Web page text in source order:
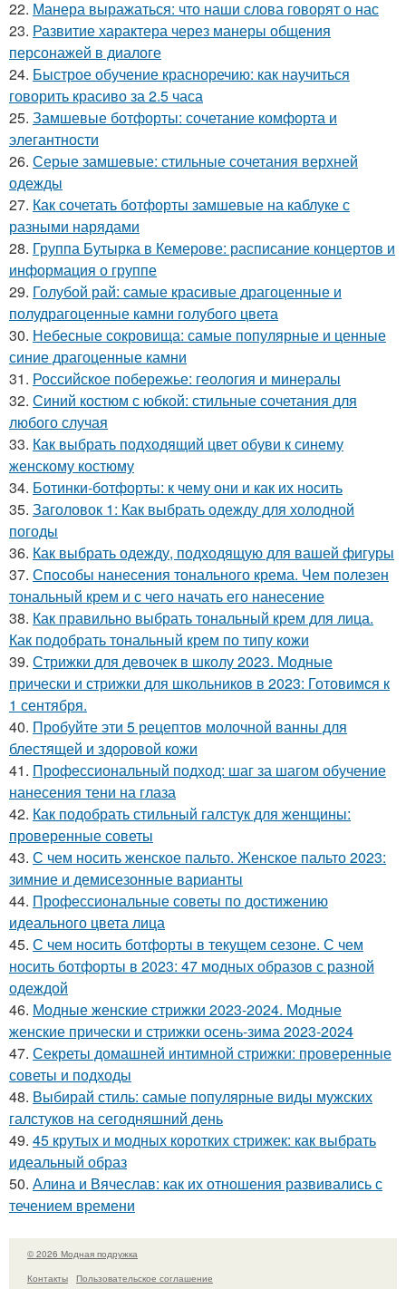
22. Манера выражаться: что наши слова говорят о нас
23. Развитие характера через манеры общения
персонажей в диалоге
24. Быстрое обучение красноречию: как научиться
говорить красиво за 2.5 часа
25. Замшевые ботфорты: сочетание комфорта и
элегантности
26. Серые замшевые: стильные сочетания верхней
одежды
27. Как сочетать ботфорты замшевые на каблуке с
разными нарядами
28. Группа Бутырка в Кемерове: расписание концертов и
информация о группе
29. Голубой рай: самые красивые драгоценные и
полудрагоценные камни голубого цвета
30. Небесные сокровища: самые популярные и ценные
синие драгоценные камни
31. Российское побережье: геология и минералы
32. Синий костюм с юбкой: стильные сочетания для
любого случая
33. Как выбрать подходящий цвет обуви к синему
женскому костюму
34. Ботинки-ботфорты: к чему они и как их носить
35. Заголовок 1: Как выбрать одежду для холодной
погоды
36. Как выбрать одежду, подходящую для вашей фигуры
37. Способы нанесения тонального крема. Чем полезен
тональный крем и с чего начать его нанесение
38. Как правильно выбрать тональный крем для лица.
Как подобрать тональный крем по типу кожи
39. Стрижки для девочек в школу 2023. Модные
прически и стрижки для школьников в 2023: Готовимся к
1 сентября.
40. Пробуйте эти 5 рецептов молочной ванны для
блестящей и здоровой кожи
41. Профессиональный подход: шаг за шагом обучение
нанесения тени на глаза
42. Как подобрать стильный галстук для женщины:
проверенные советы
43. С чем носить женское пальто. Женское пальто 2023:
зимние и демисезонные варианты
44. Профессиональные советы по достижению
идеального цвета лица
45. С чем носить ботфорты в текущем сезоне. С чем
носить ботфорты в 2023: 47 модных образов с разной
одеждой
46. Модные женские стрижки 2023-2024. Модные
женские прически и стрижки осень-зима 2023-2024
47. Секреты домашней интимной стрижки: проверенные
советы и подходы
48. Выбирай стиль: самые популярные виды мужских
галстуков на сегодняшний день
49. 45 крутых и модных коротких стрижек: как выбрать
идеальный образ
50. Алина и Вячеслав: как их отношения развивались с
течением времени
© 2026 Модная подружка
Контакты
Пользовательское соглашение